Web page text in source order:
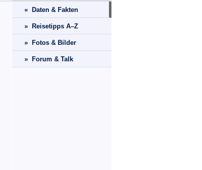
« Daten & Fakten
» Reisetipps A–Z
» Fotos & Bilder
» Forum & Talk